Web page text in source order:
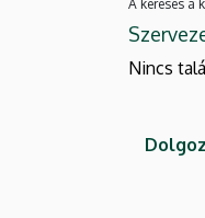
A keresés a
Nincs